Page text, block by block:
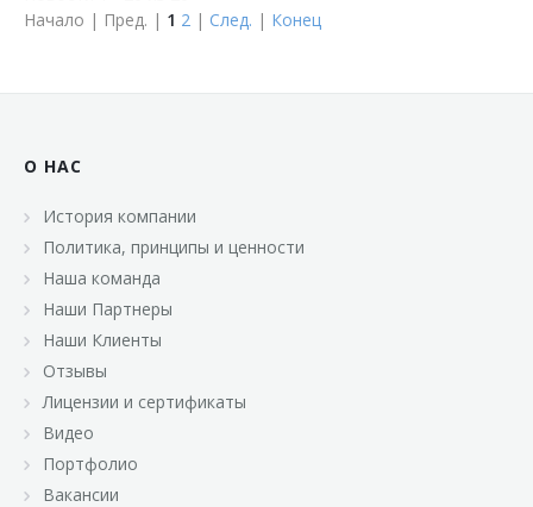
Начало | Пред. | 1 2 | След. | Конец
О НАС
История компании
Политика, принципы и ценности
Наша команда
Наши Партнеры
Наши Клиенты
Отзывы
Лицензии и сертификаты
Видео
Портфолио
Вакансии